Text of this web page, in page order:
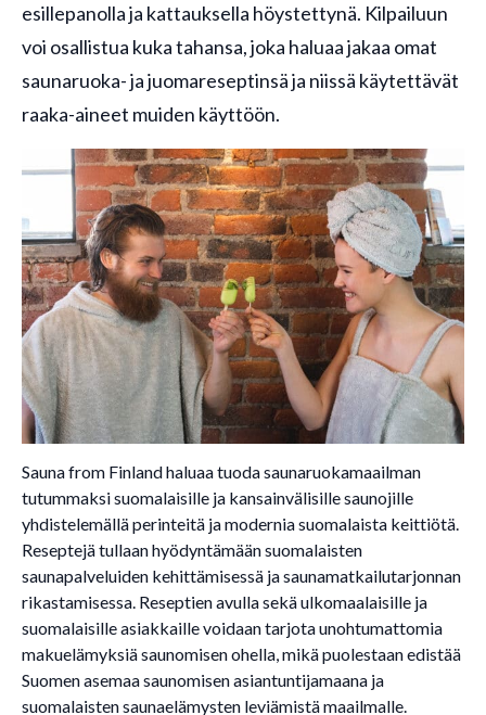
esillepanolla ja kattauksella höystettynä. Kilpailuun
voi osallistua kuka tahansa, joka haluaa jakaa omat
saunaruoka- ja juomareseptinsä ja niissä käytettävät
raaka-aineet muiden käyttöön.
Sauna from Finland haluaa tuoda saunaruokamaailman
tutummaksi suomalaisille ja kansainvälisille saunojille
yhdistelemällä perinteitä ja modernia suomalaista keittiötä.
Reseptejä tullaan hyödyntämään suomalaisten
saunapalveluiden kehittämisessä ja saunamatkailutarjonnan
rikastamisessa. Reseptien avulla sekä ulkomaalaisille ja
suomalaisille asiakkaille voidaan tarjota unohtumattomia
makuelämyksiä saunomisen ohella, mikä puolestaan edistää
Suomen asemaa saunomisen asiantuntijamaana ja
suomalaisten saunaelämysten leviämistä maailmalle.